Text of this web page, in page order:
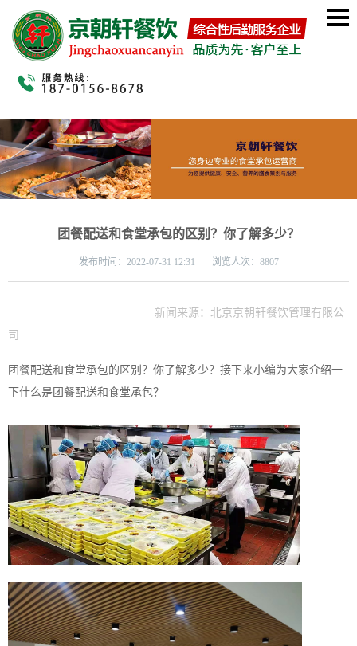
团餐配送和食堂承包的区别？你了解多少？
发布时间： 2022-07-31 12:31 浏览人次：8807
新闻来源：北京京朝轩餐饮管理有限公
司
团餐配送和食堂承包的区别？你了解多少？接下来小编为大家介绍一
下什么是团餐配送和食堂承包？